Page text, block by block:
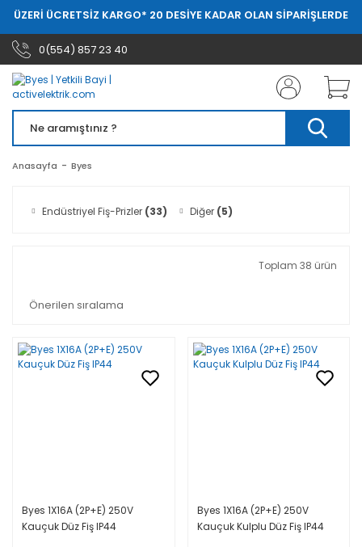
ÜCRETSİZ KARGO* 20 DESİYE KADAR OLAN SİPARİŞLERDE 20.000
0(554) 857 23 40
Anasayfa Byes
Endüstriyel Fiş-Prizler (33) Diğer (5)
Toplam 38 ürün
Byes 1X16A (2P+E) 250V
Kauçuk Düz Fiş IP44
Byes 1X16A (2P+E) 250V
Kauçuk Kulplu Düz Fiş IP44